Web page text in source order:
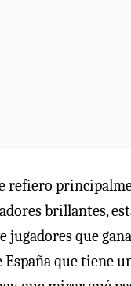
refiero
brillantes,
jugadores que
que tiene